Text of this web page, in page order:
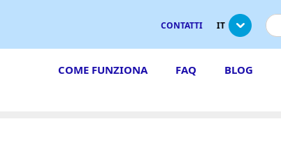
CONTATTI IT
COME FUNZIONA FAQ BLOG